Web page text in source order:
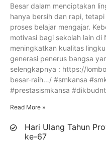
Besar dalam menciptakan
hanya bersih dan rapi,
proses belajar mengajar.
motivasi bagi sekolah lain di
meningkatkan kualitas
generasi penerus bangsa
selengkapnya : https://
besar-raih…/ #smkansa
#prestasismkansa
Read More »
Hari Ulang Tahun
ke-67